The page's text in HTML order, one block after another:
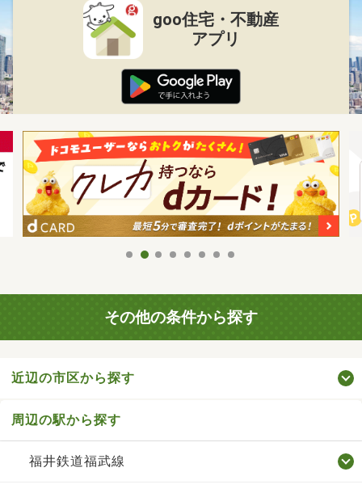
goo住宅・不動産
アプリ
その他の条件から探す
近辺の市区から探す
周辺の駅から探す
福井鉄道福武線